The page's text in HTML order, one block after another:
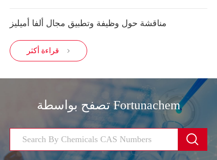
مناقشة حول وظيفة وتطبيق مجال ألفا أميليز
قراءة أكثر 
تصفح بواسطة Fortunachem
